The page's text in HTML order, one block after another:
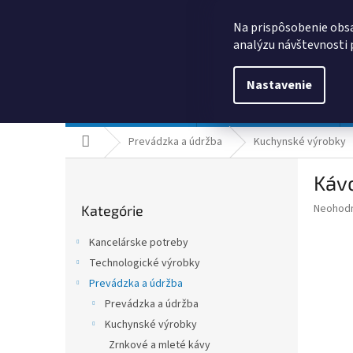
Na prispôsobenie
analýzu návštevnosti
Nastavenie
DomovPrevádzka a údržba Kuchynské výrobky
kategórie
Kategórie
Kancelárske potreby
Technologické výrobky
Prevádzka a údržba
Prevádzka a údržba
Kuchynské výrobky
Zrnkové a mleté kávy